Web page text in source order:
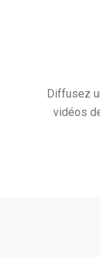
Diffusez
vidéos